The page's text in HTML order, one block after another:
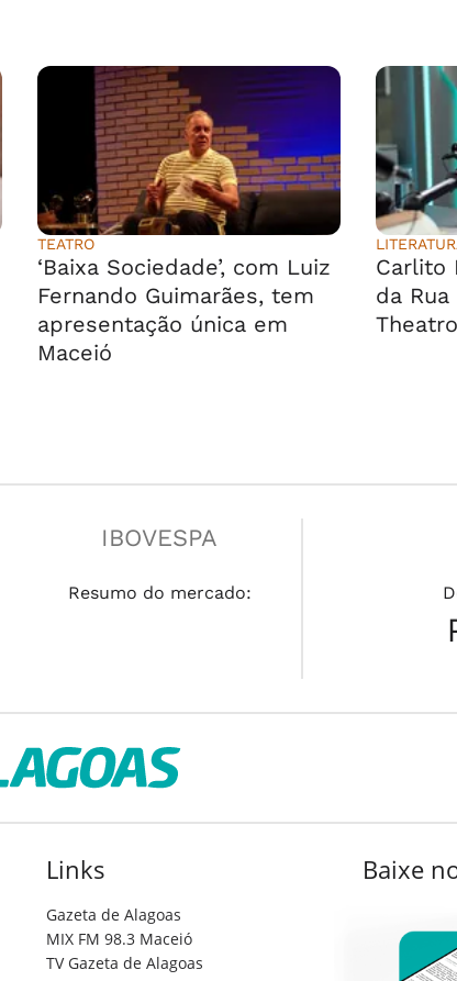
TEATRO
‘Baixa Sociedade’, com Luiz
Fernando Guimarães, tem
apresentação única em
Maceió
Carlito
da Rua
IBOVESPA
Resumo do mercado:
Links
Gazeta de Alagoas
MIX FM 98.3 Maceió
TV Gazeta de Alagoas
Baixe